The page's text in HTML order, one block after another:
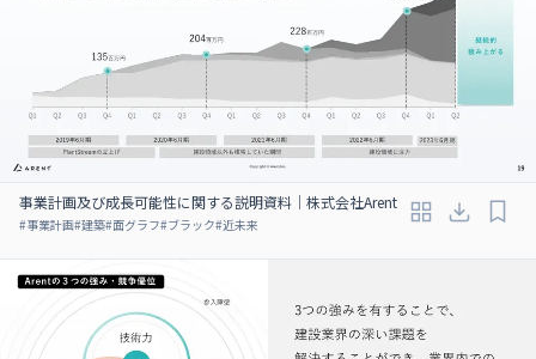
事業計画及び成長可能性に関する説明資料｜株式会社Arent
#事業計画#建築#面グラフ#ブラック#近未来